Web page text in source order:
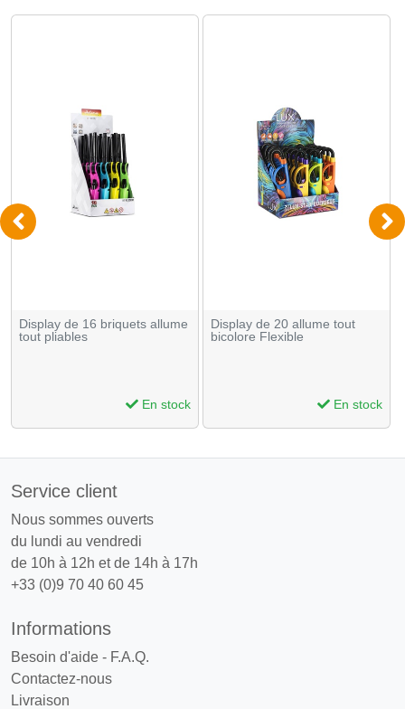
Display de 16 briquets allume
tout pliables
En stock
Display de 20 allume tout
bicolore Flexible
En stock
Service client
Nous sommes ouverts
du lundi au vendredi
de 10h à 12h et de 14h à 17h
+33 (0)9 70 40 60 45
Informations
Besoin d'aide - F.A.Q.
Contactez-nous
Livraison